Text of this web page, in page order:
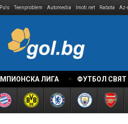
Puls Teenproblem Automedia Imoti.net Rabota Az-
ЛИГА ФУТБОЛ СВЯТ